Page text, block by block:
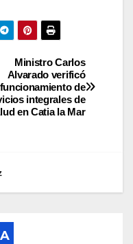
​Ministro Carlos
Alvarado verificó
funcionamiento de
integrales de
en Catia la Mar